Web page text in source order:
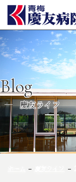
Blog
慶友ライフ